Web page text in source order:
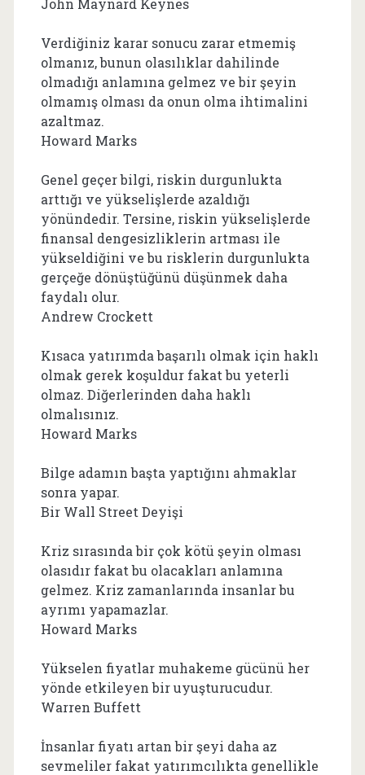
John Maynard Keynes
Verdiğiniz karar sonucu zarar etmemiş
olmanız, bunun olasılıklar dahilinde
olmadığı anlamına gelmez ve bir şeyin
olmamış olması da onun olma ihtimalini
azaltmaz.
Howard Marks
Genel geçer bilgi, riskin durgunlukta
arttığı ve yükselişlerde azaldığı
yönündedir. Tersine, riskin yükselişlerde
finansal dengesizliklerin artması ile
yükseldiğini ve bu risklerin durgunlukta
gerçeğe dönüştüğünü düşünmek daha
faydalı olur.
Andrew Crockett
Kısaca yatırımda başarılı olmak için haklı
olmak gerek koşuldur fakat bu yeterli
olmaz. Diğerlerinden daha haklı
olmalısınız.
Howard Marks
Bilge adamın başta yaptığını ahmaklar
sonra yapar.
Bir Wall Street Deyişi
Kriz sırasında bir çok kötü şeyin olması
olasıdır fakat bu olacakları anlamına
gelmez. Kriz zamanlarında insanlar bu
ayrımı yapamazlar.
Howard Marks
Yükselen fiyatlar muhakeme gücünü her
yönde etkileyen bir uyuşturucudur.
Warren Buffett
İnsanlar fiyatı artan bir şeyi daha az
sevmeliler fakat yatırımcılıkta genellikle